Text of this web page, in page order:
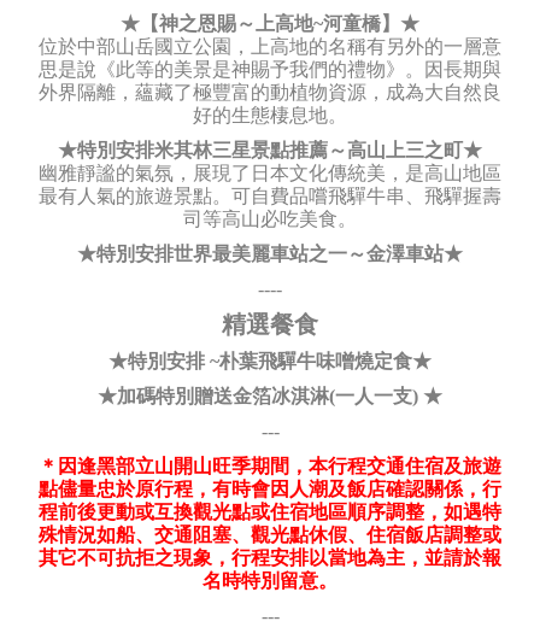
★【神之恩賜～上高地~河童橋】★
位於中部山岳國立公園，上高地的名稱有另外的一層意
思是說《此等的美景是神賜予我們的禮物》。因長期與
外界隔離，蘊藏了極豐富的動植物資源，成為大自然良
好的生態棲息地。
★特別安排米其林三星景點推薦～高山上三之町★
幽雅靜謐的氣氛，展現了日本文化傳統美，是高山地區
最有人氣的旅遊景點。可自費品嚐飛驒牛串、飛驒握壽
司等高山必吃美食。
★特別安排世界最美麗車站之一～金澤車站★
----
精選餐食
★特別安排 ~朴葉飛驒牛味噌燒定食★
★加碼特別贈送金箔冰淇淋(一人一支) ★
---
＊因逢黑部立山開山旺季期間，本行程交通住宿及旅遊
點儘量忠於原行程，有時會因人潮及飯店確認關係，行
程前後更動或互換觀光點或住宿地區順序調整，如遇特
殊情況如船、交通阻塞、觀光點休假、住宿飯店調整或
其它不可抗拒之現象，行程安排以當地為主，並請於報
名時特別留意。
---